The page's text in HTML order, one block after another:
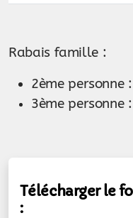
Rabais famille :
2ème personne
3ème personne
Télécharger le
: